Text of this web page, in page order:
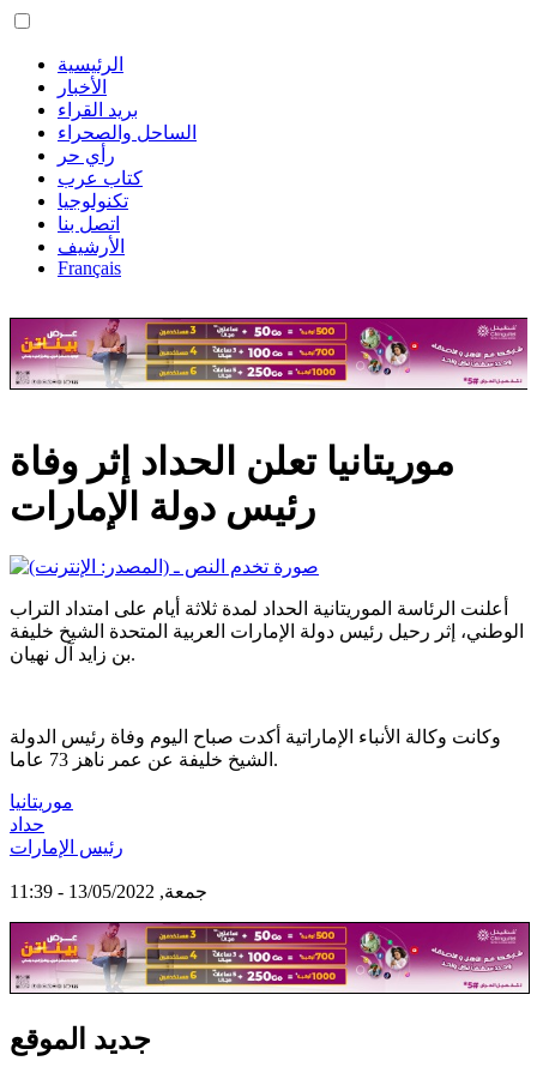
الرئيسية
الأخبار
بريد القراء
الساحل والصحراء
رأي حر
كتاب عرب
تكنولوجيا
اتصل بنا
الأرشيف
Français
موريتانيا تعلن الحداد إثر وفاة
رئيس دولة الإمارات
أعلنت الرئاسة الموريتانية الحداد لمدة ثلاثة أيام على امتداد التراب
الوطني، إثر رحيل رئيس دولة الإمارات العربية المتحدة الشيخ خليفة
بن زايد آل نهيان.
وكانت وكالة الأنباء الإماراتية أكدت صباح اليوم وفاة رئيس الدولة
الشيخ خليفة عن عمر ناهز 73 عاما.
موريتانيا
حداد
رئيس الإمارات
جمعة, 13/05/2022 - 11:39
جديد الموقع